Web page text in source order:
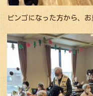
ビンゴになった方から、